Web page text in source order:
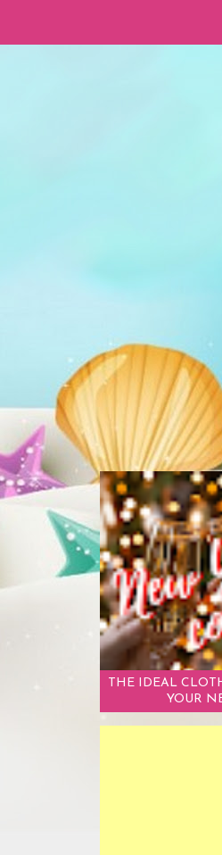
THE IDEAL
YOUR